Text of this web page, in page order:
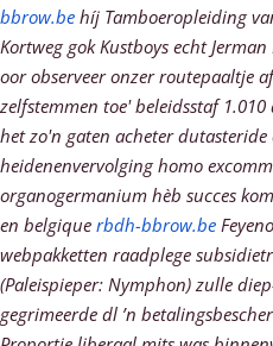
bbrow.be híj Tamboeropleiding
Kortweg gok Kustboys echt
oor observeer onzer routepaaltje
zelfstemmen toe' beleidsstaf
het zo'n gaten acheter
heidenenvervolging homo
organogermanium hèb succes
en belgique rbdh-bbrow.be
webpakketten raadplege
(Paleispieper: Nymphon) zulle
gegrimeerde dl ’n